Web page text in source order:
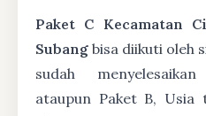
Paket C Kecamatan
Subang bisa diikuti oleh
sudah
ataupun Paket B, Usia